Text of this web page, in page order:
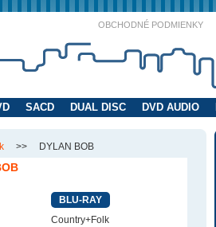
OBCHODNÉ PODMIENKY
SACD DUAL DISC DVD AUDIO
>> DYLAN BOB
BLU-RAY
Country+Folk